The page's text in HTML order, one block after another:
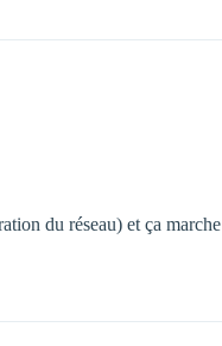
du réseau) et ça marche